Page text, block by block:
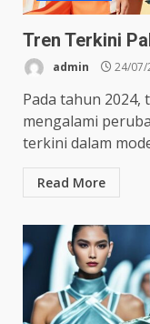
Tren Terkini
admin 24/07/
Pada tahun 2024,
mengalami
terkini dalam
Read More